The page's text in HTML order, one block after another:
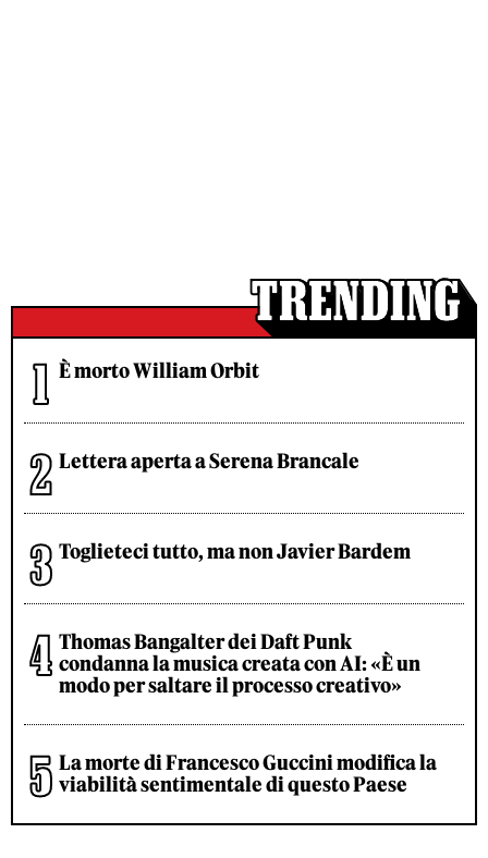
È morto William Orbit
Lettera aperta a Serena Brancale
Toglieteci tutto, ma non Javier Bardem
Thomas Bangalter dei Daft Punk
condanna la musica creata con AI: «È un
modo per saltare il processo creativo»
La morte di Francesco Guccini modifica la
viabilità sentimentale di questo Paese